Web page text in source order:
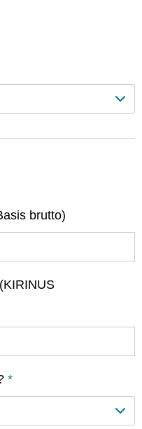
brutto)
*